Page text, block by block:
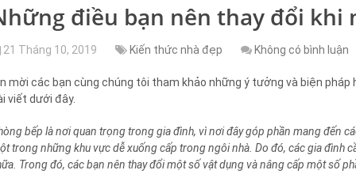
điều bạn nên thay đổi khi
21 Tháng 10, 2019 Kiến thức nhà đẹp Không có bình luận
mời các bạn cùng chúng tôi tham khảo những ý tưởng và biện
viết dưới đây.
bếp là nơi quan trọng trong gia đình, vì nơi đây góp phần mang đến
trong những khu vực dễ xuống cấp trong ngôi nhà. Do đó, các gia đình
Trong đó, các bạn nên thay đổi một số vật dụng và nâng cấp một số